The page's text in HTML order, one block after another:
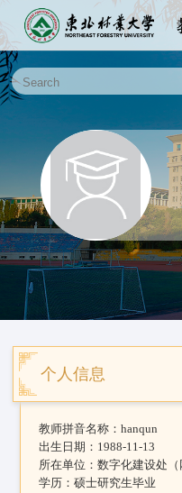
个人信息
教师拼音名称：hanqun
出生日期： 1988-11-13
所在单位：数字化建设处（
学历：硕士研究生毕业